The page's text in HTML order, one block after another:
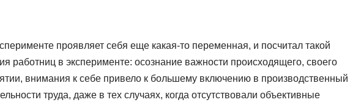
проявляет себя еще какая-то переменная, и посчитал такой
работниц в эксперименте: осознание важности происходящего, своего
внимания к себе привело к большему включению в производственный
труда, даже в тех случаях, когда отсутствовали объективные